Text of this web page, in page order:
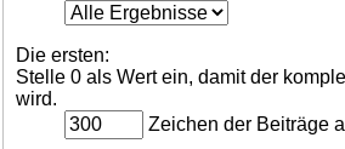
Die ersten:
Stelle 0 als Wert ein, damit der
wird.
Zeichen der Beiträge